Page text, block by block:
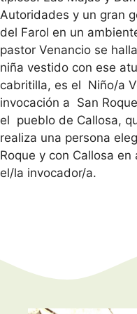
Autoridades y un gran
del Farol en un
pastor Venancio se
niña vestido con ese
cabritilla, es el Niño/a
invocación a San
el pueblo de Callosa,
realiza una persona
Roque y con Callosa
el/la invocador/a.